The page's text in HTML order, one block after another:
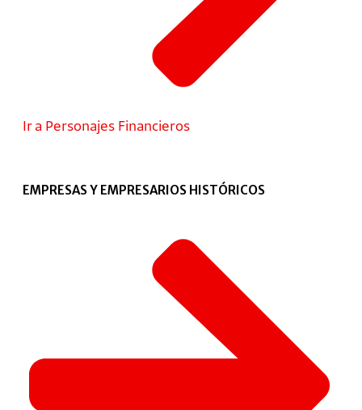
Ir a Personajes Financieros
EMPRESAS Y EMPRESARIOS HISTÓRICOS